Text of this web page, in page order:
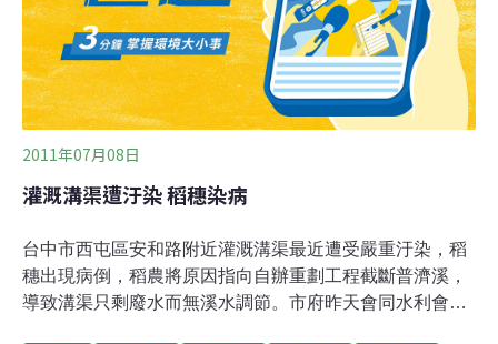
2011年07月08日
灌溉溝渠遭汙染 稻穗染病
台中市西屯區安和路附近灌溉溝渠最近遭受嚴重汙染，稻
穗出現病倒，稻農將原因指向自辦重劃工程截斷普濟溪，
導致溝渠只剩廢水而無溪水調節。市府昨天會同水利會勘